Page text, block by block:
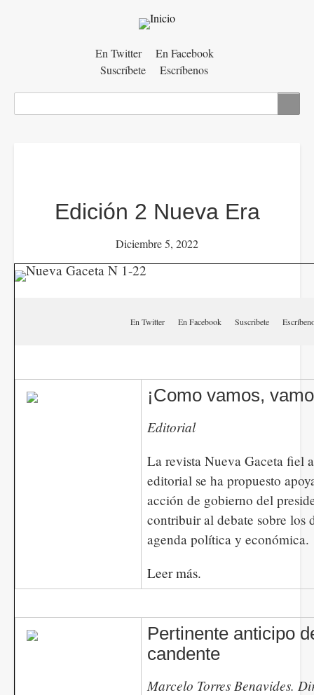
En Twitter
En Facebook
Suscríbete
Escríbenos
Edición 2 Nueva Era
Diciembre 5, 2022
En Twitter En Facebook Suscribete
¡Como vamos,
Editorial
La revista Nueva Gaceta fiel
editorial se ha propuesto
acción de gobierno del
contribuir al debate sobre los
agenda política y económica.
Leer más.
Pertinente anticipo
candente
Marcelo Torres Benavides.